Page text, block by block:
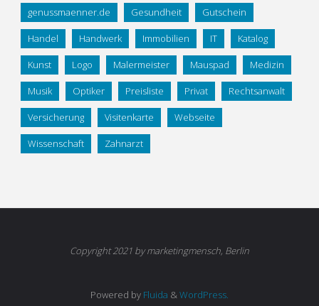
genussmaenner.de Gesundheit Gutschein
Handel Handwerk Immobilien IT Katalog
Kunst Logo Malermeister Mauspad Medizin
Musik Optiker Preisliste Privat Rechtsanwalt
Versicherung Visitenkarte Webseite
Wissenschaft Zahnarzt
Copyright 2021 by marketingmensch, Berlin
Powered by Fluida &WordPress.